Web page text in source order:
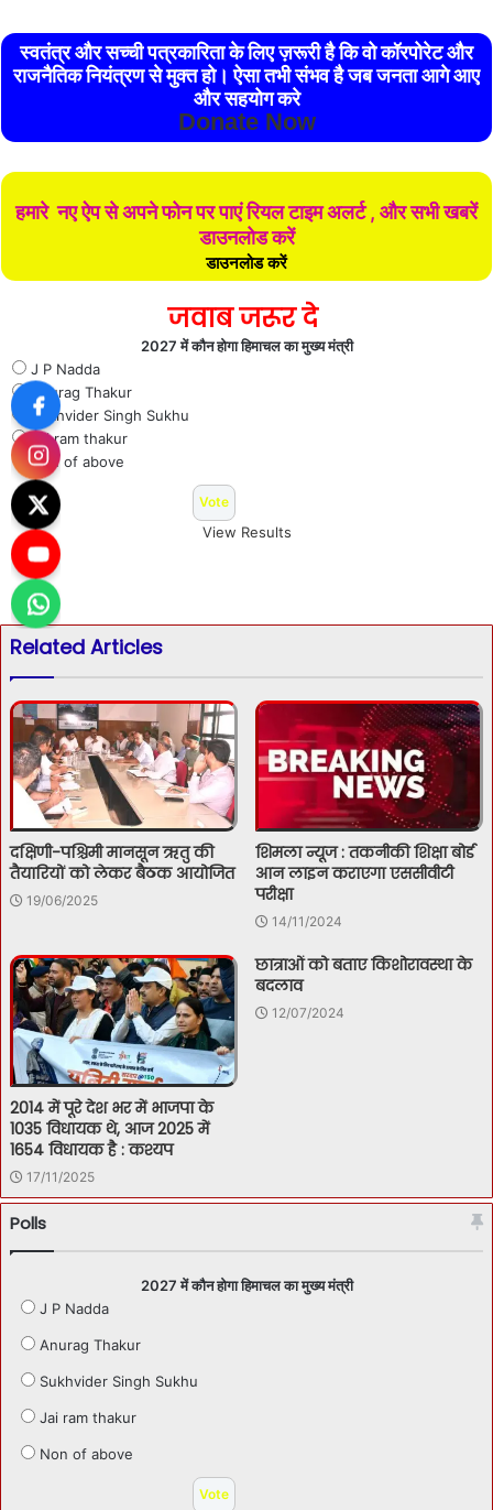
स्वतंत्र और सच्ची पत्रकारिता के लिए ज़रूरी है कि वो कॉरपोरेट और
राजनैतिक नियंत्रण से मुक्त हो। ऐसा तभी संभव है जब जनता आगे आए
और सहयोग करे
Donate Now
हमारे नए ऐप से अपने फोन पर पाएं रियल टाइम अलर्ट , और सभी खबरें
डाउनलोड करें
डाउनलोड करें
जवाब जरूर दे
2027 में कौन होगा हिमाचल का मुख्य मंत्री
J P Nadda
Anurag Thakur
Sukhvider Singh Sukhu
Jai ram thakur
Non of above
View Results
Related Articles
दक्षिणी-पश्चिमी मानसून ऋतु की
तैयारियों को लेकर बैठक आयोजित
19/06/2025
शिमला न्यूज : तकनीकी शिक्षा बोर्ड
आन लाइन कराएगा एससीवीटी
परीक्षा
14/11/2024
2014 में पूरे देश भर में भाजपा के
1035 विधायक थे, आज 2025 में
1654 विधायक है : कश्यप
17/11/2025
छात्राओं को बताए किशोरावस्था के
बदलाव
12/07/2024
Polls
2027 में कौन होगा हिमाचल का मुख्य मंत्री
J P Nadda
Anurag Thakur
Sukhvider Singh Sukhu
Jai ram thakur
Non of above